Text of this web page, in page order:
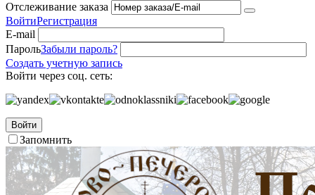
Отслеживание заказа
ВойтиРегистрация
E-mail
ПарольЗабыли пароль?
Создать учетную запись
Войти через соц. сеть:
Войти
Запомнить